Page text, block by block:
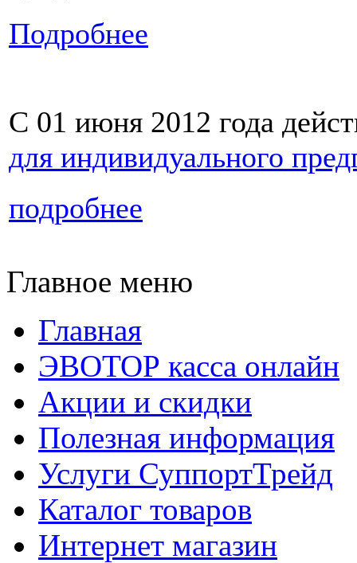
Подробнее
С 01 июня 2012 года
для индивидуального
подробнее
Главное меню
Главная
ЭВОТОР касса онлайн
Акции и скидки
Полезная информация
Услуги СуппортТрейд
Каталог товаров
Интернет магазин